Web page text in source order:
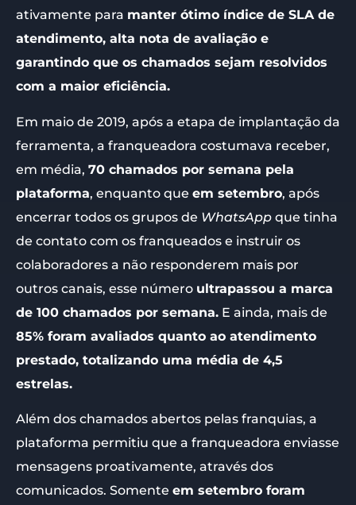
ativamente para manter ótimo índice de SLA de
atendimento, alta nota de avaliação e
garantindo que os chamados sejam resolvidos
com a maior eficiência.
Em maio de 2019, após a etapa de implantação da
ferramenta, a franqueadora costumava receber,
em média, 70 chamados por semana pela
plataforma, enquanto que em setembro, após
encerrar todos os grupos de WhatsApp que tinha
de contato com os franqueados e instruir os
colaboradores a não responderem mais por
outros canais, esse número ultrapassou a marca
de 100 chamados por semana. E ainda, mais de
85% foram avaliados quanto ao atendimento
prestado, totalizando uma média de 4,5
estrelas.
Além dos chamados abertos pelas franquias, a
plataforma permitiu que a franqueadora enviasse
mensagens proativamente, através dos
comunicados. Somente em setembro foram